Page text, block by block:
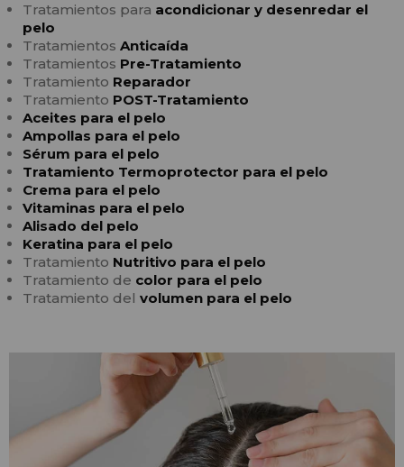
Tratamientos para acondicionar y desenredar el
pelo
Tratamientos Anticaída
Tratamientos Pre-Tratamiento
Tratamiento Reparador
Tratamiento POST-Tratamiento
Aceites para el pelo
Ampollas para el pelo
Sérum para el pelo
Tratamiento Termoprotector para el pelo
Crema para el pelo
Vitaminas para el pelo
Alisado del pelo
Keratina para el pelo
Tratamiento Nutritivo para el pelo
Tratamiento de color para el pelo
Tratamiento del volumen para el pelo